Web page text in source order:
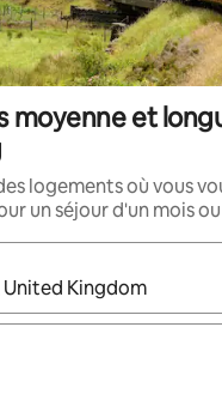
moyenne et
logements où vous
un séjour d'un mois
résultats s'affichent,